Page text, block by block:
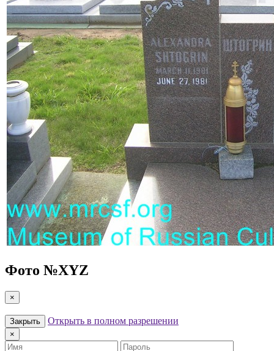
Фото №XYZ
×
Закрыть Открыть в полном разрешении
×
Имя
Пароль